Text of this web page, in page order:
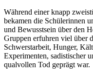
Während einer knapp
bekamen die Schülerinnen
und Bewusstsein über den
Gruppen erfuhren viel über
Schwerstarbeit, Hunger,
Experimenten, sadistischer
qualvollen Tod geprägt war.